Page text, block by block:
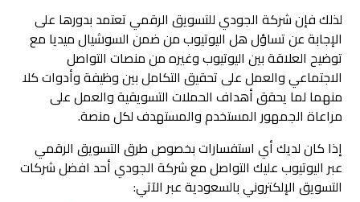
لذلك فإن شركة الجودي للتسويق الرقمي تعتمد بدورها على
الإجابة عن تساؤل هل اليوتيوب من ضمن السوشيال ميديا مع
توضيح العلاقة بين اليوتيوب وغيره من منصات التواصل
الاجتماعي والعمل على تحقيق التكامل بين وظيفة وأدوات كلا
منهما لما يحقق أهداف الحملات التسويقية والعمل على
مراعاة الجمهور المستخدم والمستهدف لكل منصة.
إذا كان لديك أي استفسارات بخصوص طرق التسويق الرقمي
عبر اليوتيوب عليك التواصل مع شركة الجودي أحد افضل شركات
التسويق الإلكتروني بالسعودية عبر الآتي: